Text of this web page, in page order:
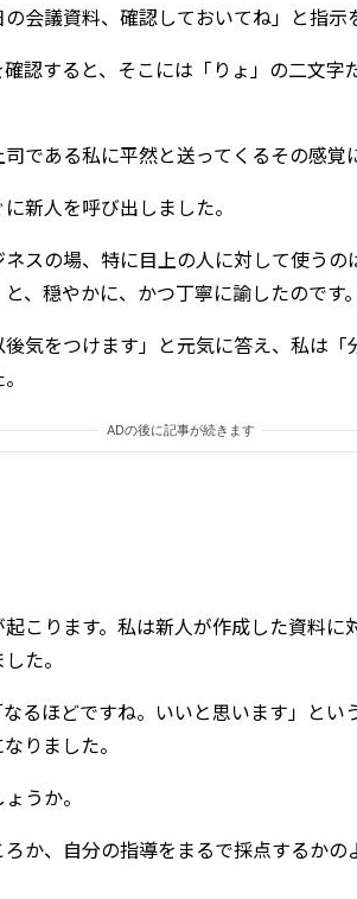
会議資料、確認しておいてね」と指示
認すると、そこには「りょ」の二文字
である私に平然と送ってくるその感覚
新人を呼び出しました。
ネスの場、特に目上の人に対して使う
、穏やかに、かつ丁寧に諭したのです。
気をつけます」と元気に答え、私は「
ADの後に記事が続きます
こります。私は新人が作成した資料に
た。
るほどですね。いいと思います」とい
りました。
うか。
ろか、自分の指導をまるで採点するか